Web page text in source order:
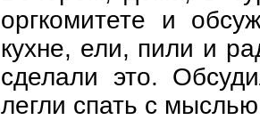
оргкомитете и
кухне, ели, пили и
сделали это.
легли спать с